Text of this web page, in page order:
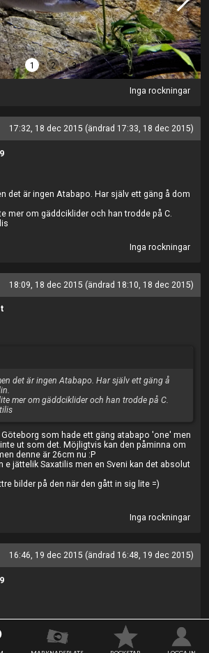
1 2 3
Inga rockningar
17:32, 18 dec 2015 (ändrad 17:33, 18 dec 2015)
det är ingen Atabapo. Har själv ett gäng å dom
mer om gäddciklider och han trodde på C.
Inga rockningar
18:09, 18 dec 2015 (ändrad 18:10, 18 dec 2015)
det är ingen Atabapo. Har själv ett gäng å
mer om gäddciklider och han trodde på C.
Göteborg som hade ett gäng atabapo 'one' men
ut som det. Möjligtvis kan den påminna om
denne är 26cm nu :P
e jättelik Saxatilis men en Sveni kan det absolut
bilder på den när den gått in sig lite =)
Inga rockningar
16:46, 19 dec 2015 (ändrad 16:48, 19 dec 2015)
på bilden.